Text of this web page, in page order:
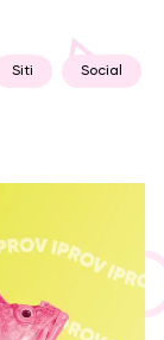
Siti Social